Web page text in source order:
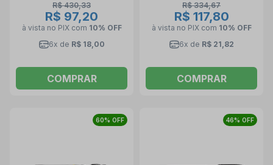
R$ 430,33
R$ 97,20
à vista no PIX com 10% OFF
6x de R$ 18,00
COMPRAR
R$ 334,67
R$ 117,80
à vista no PIX com 10% OFF
6x de R$ 21,82
COMPRAR
60% OFF 46% OFF